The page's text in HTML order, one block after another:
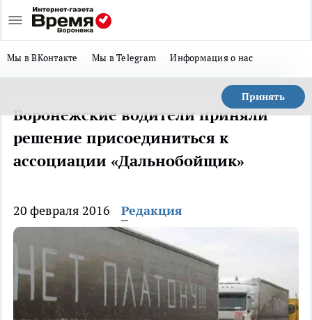
Мы в ВКонтакте Мы в Telegram Информация о нас
Принять
Воронежские водители приняли
решение присоединиться к
ассоциации «Дальнобойщик»
20 февраля 2016 Редакция